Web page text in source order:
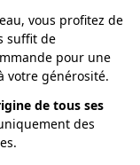
vous profitez de
suffit de
pour une
votre générosité.
de tous ses
des